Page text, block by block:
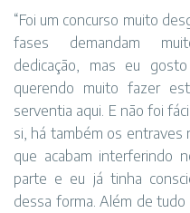
“Foi um concurso muito
fases demandam
dedicação, mas eu
querendo muito fazer
serventia aqui. E não foi
si, há também os entraves
que acabam interferindo
parte e eu já tinha
dessa forma. Além de